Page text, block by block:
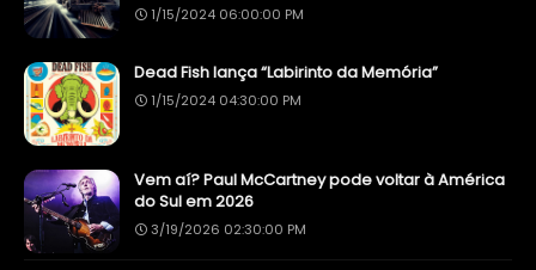
1/15/2024 06:00:00 PM
Dead Fish lança “Labirinto da Memória”
1/15/2024 04:30:00 PM
Vem aí? Paul McCartney pode voltar à América
do Sul em 2026
3/19/2026 02:30:00 PM